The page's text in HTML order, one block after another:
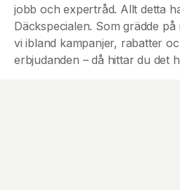
jobb och expertråd. Allt detta
Däckspecialen. Som grädde
vi ibland kampanjer, rabatter
erbjudanden – då hittar du det